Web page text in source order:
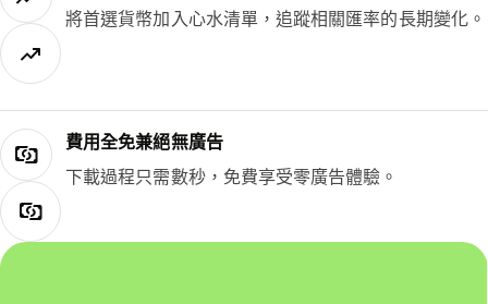
將首選貨幣加入心水清單，追蹤相關匯率的長期變化。
費用全免兼絕無廣告
下載過程只需數秒，免費享受零廣告體驗。